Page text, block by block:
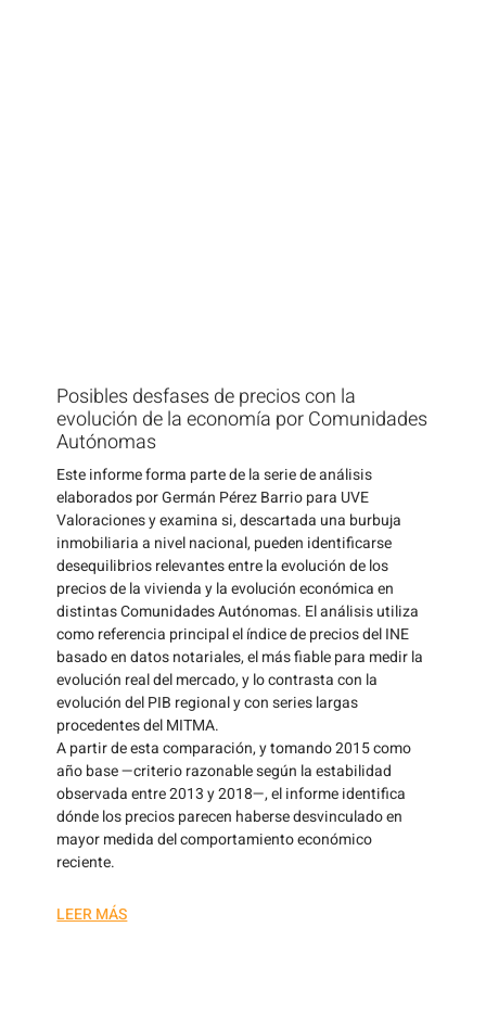
Posibles desfases de precios con la
evolución de la economía por Comunidades
Autónomas
Este informe forma parte de la serie de análisis
elaborados por Germán Pérez Barrio para UVE
Valoraciones y examina si, descartada una burbuja
inmobiliaria a nivel nacional, pueden identificarse
desequilibrios relevantes entre la evolución de los
precios de la vivienda y la evolución económica en
distintas Comunidades Autónomas. El análisis utiliza
como referencia principal el índice de precios del INE
basado en datos notariales, el más fiable para medir la
evolución real del mercado, y lo contrasta con la
evolución del PIB regional y con series largas
procedentes del MITMA.
A partir de esta comparación, y tomando 2015 como
año base —criterio razonable según la estabilidad
observada entre 2013 y 2018—, el informe identifica
dónde los precios parecen haberse desvinculado en
mayor medida del comportamiento económico
reciente.
LEER MÁS